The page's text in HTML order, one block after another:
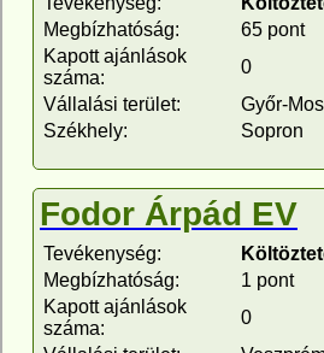
Megbízhatóság:
65 pont
Kapott ajánlások
száma:
0
Vállalási terület:
Győr-
Székhely:
Sopron
Fodor Árpád EV
Tevékenység:
Megbízhatóság:
1 pont
Kapott ajánlások
száma:
0